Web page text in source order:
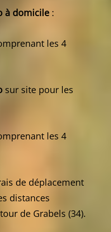
à domicile :
les 4
sur site pour les
les 4
de déplacement
distances
de Grabels (34).